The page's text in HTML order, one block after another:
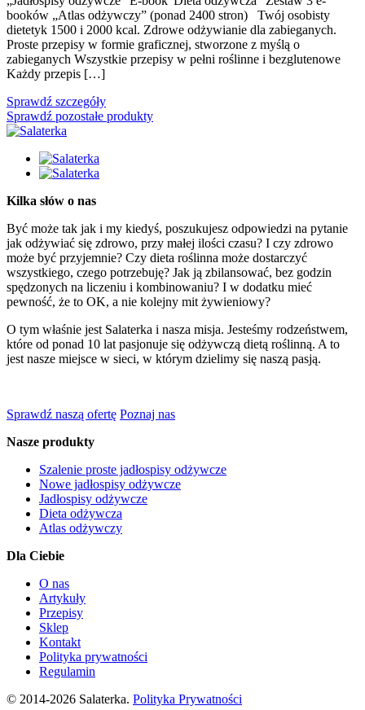
booków „Atlas odżywczy” (ponad 2400 stron) Twój osobisty
dietetyk 1500 i 2000 kcal. Zdrowe odżywianie dla zabieganych.
Proste przepisy w formie graficznej, stworzone z myślą o
zabieganych Wszystkie przepisy w pełni roślinne i bezglutenowe
Każdy przepis […]
Sprawdź szczegóły
Sprawdź pozostałe produkty
Kilka słów o nas
Być może tak jak i my kiedyś, poszukujesz odpowiedzi na pytanie
jak odżywiać się zdrowo, przy małej ilości czasu? I czy zdrowo
może być przyjemnie? Czy dieta roślinna może dostarczyć
wszystkiego, czego potrzebuję? Jak ją zbilansować, bez godzin
spędzonych na liczeniu i kombinowaniu? I w dodatku mieć
pewność, że to OK, a nie kolejny mit żywieniowy?
O tym właśnie jest Salaterka i nasza misja. Jesteśmy rodzeństwem,
które od ponad 10 lat pasjonuje się odżywczą dietą roślinną. A to
jest nasze miejsce w sieci, w którym dzielimy się naszą pasją.
Sprawdź naszą ofertę Poznaj nas
Nasze produkty
Szalenie proste jadłospisy odżywcze
Nowe jadłospisy odżywcze
Jadłospisy odżywcze
Dieta odżywcza
Atlas odżywczy
Dla Ciebie
O nas
Artykuły
Przepisy
Sklep
Kontakt
Polityka prywatności
Regulamin
© 2014-2026 Salaterka. Polityka Prywatności